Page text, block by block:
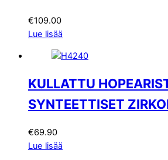
€109.00
Lue lisää
KULLATTU
SYNTEETTISET
€69.90
Lue lisää